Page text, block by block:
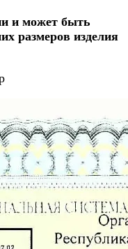
и может быть
размеров изделия